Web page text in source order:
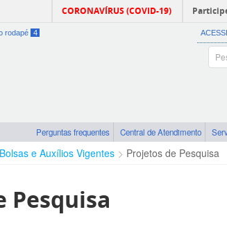
CORONAVÍRUS (COVID-19)
rodapé 4
Perguntas frequentes Central de Atendimento
Bolsas e Auxílios Vigentes Projetos de Pesquisa
Pesquisa